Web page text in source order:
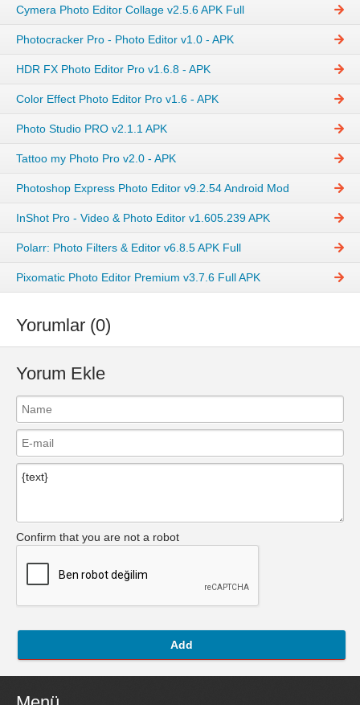
Cymera Photo Editor Collage v2.5.6 APK Full
Photocracker Pro - Photo Editor v1.0 - APK
HDR FX Photo Editor Pro v1.6.8 - APK
Color Effect Photo Editor Pro v1.6 - APK
Photo Studio PRO v2.1.1 APK
Tattoo my Photo Pro v2.0 - APK
Photoshop Express Photo Editor v9.2.54 Android Mod
InShot Pro - Video & Photo Editor v1.605.239 APK
Polarr: Photo Filters & Editor v6.8.5 APK Full
Pixomatic Photo Editor Premium v3.7.6 Full APK
Yorumlar (0)
Yorum Ekle
Confirm that you are not a robot
Add